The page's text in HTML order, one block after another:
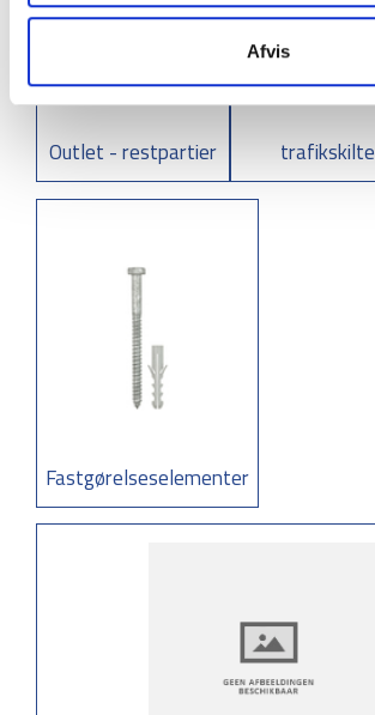
Afvis
Outlet - restpartier trafikskilte
Fastgørelseselementer